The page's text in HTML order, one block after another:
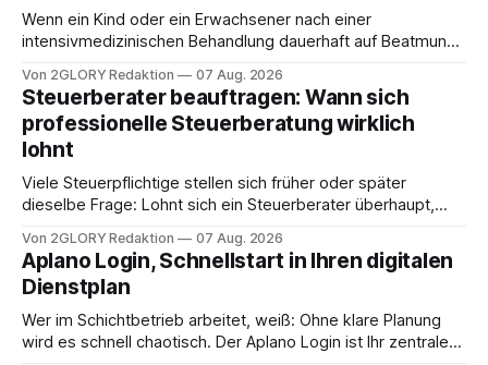
Wenn ein Kind oder ein Erwachsener nach einer
intensivmedizinischen Behandlung dauerhaft auf Beatmung
angewiesen ist, stellt sich für Familien eine schwierige
Frage: Muss die Versorgung dauerhaft in der Klinik bleiben –
oder ist ein Leben zu Hause möglich? Die außerklinische
Intensivpflege bietet genau diese Alternative: Sie
Von 2GLORY Redaktion 07 Aug. 2026
Steuerberater beauftragen: Wann sich
professionelle Steuerberatung wirklich
lohnt
Viele Steuerpflichtige stellen sich früher oder später
dieselbe Frage: Lohnt sich ein Steuerberater überhaupt,
erledigen? Die kurze Antwort: Bei einfachen
Einkommensverhältnissen reicht häufig eine Steuersoftware
aus – sobald jedoch mehrere Einkunftsarten
zusammentreffen oder größere finanzielle Veränderungen
anstehen, zahlt sich professionelle Unterstützung meist
Von 2GLORY Redaktion 07 Aug. 2026
Aplano Login, Schnellstart in Ihren digitalen
Dienstplan
Wer im Schichtbetrieb arbeitet, weiß: Ohne klare Planung
wird es schnell chaotisch. Der Aplano Login ist Ihr zentraler